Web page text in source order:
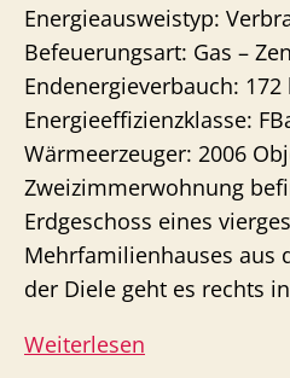
Energieausweistyp:
Befeuerungsart: Gas –
Endenergieverbauch: 172
Energieeffizienzklasse:
Wärmeerzeuger: 2006
Zweizimmerwohnung
Erdgeschoss eines
Mehrfamilienhauses aus
der Diele geht es rechts
Weiterlesen